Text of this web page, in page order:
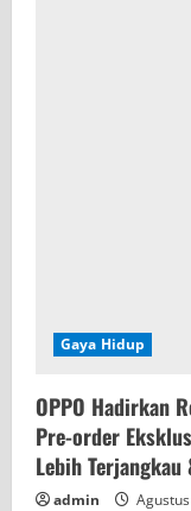
Gaya Hidup
OPPO Hadirkan
Pre-order
Lebih
admin